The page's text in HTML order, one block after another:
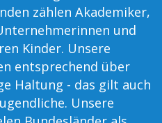
zählen Akademiker,
und
Kinder. Unsere
entsprechend über
Haltung - das gilt auch
Unsere